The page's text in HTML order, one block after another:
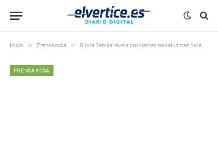
Inicio » Prensa rosa » Gloria Camila revela problemas de salud tras polémica sentimental
PRENSA ROSA